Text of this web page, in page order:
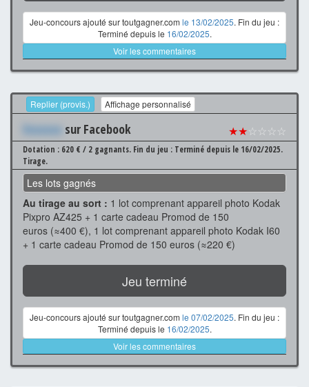
Jeu-concours ajouté sur toutgagner.com le 13/02/2025. Fin du jeu :
Terminé depuis le 16/02/2025.
Voir les commentaires
Replier (provis.) Affichage personnalisé
Xxxxxxx sur Facebook ★★☆☆☆☆
Dotation : 620 € / 2 gagnants. Fin du jeu : Terminé depuis le 16/02/2025.
Tirage.
Les lots gagnés
Au tirage au sort : 1 lot comprenant appareil photo Kodak
Pixpro AZ425 + 1 carte cadeau Promod de 150
euros (≈400 €), 1 lot comprenant appareil photo Kodak I60
+ 1 carte cadeau Promod de 150 euros (≈220 €)
Jeu terminé
Jeu-concours ajouté sur toutgagner.com le 07/02/2025. Fin du jeu :
Terminé depuis le 16/02/2025.
Voir les commentaires